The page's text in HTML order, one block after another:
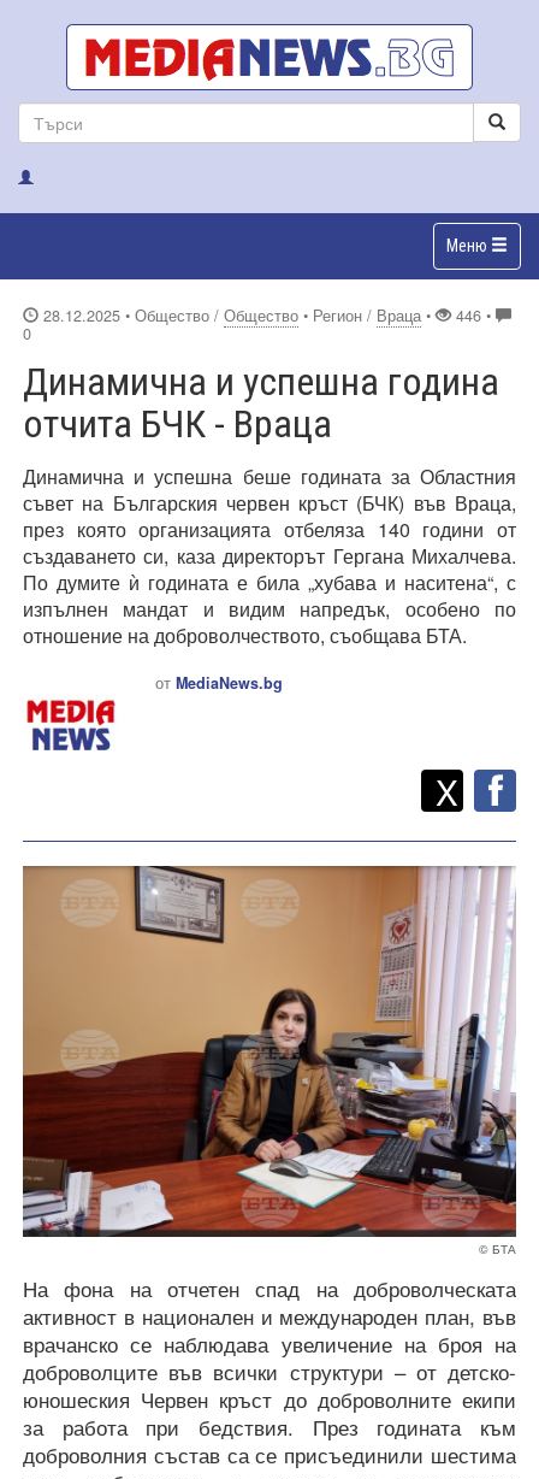
Меню
28.12.2025 • Общество / Общество • Регион / Враца •
446 •
0
Динамична и успешна година
отчита БЧК - Враца
Динамична и успешна беше годината за Областния
съвет на Българския червен кръст (БЧК) във Враца,
през която организацията отбеляза 140 години от
създаването си, каза директорът Гергана Михалчева.
По думите ѝ годината е била „хубава и наситена“, с
изпълнен мандат и видим напредък, особено по
отношение на доброволчеството, съобщава БТА.
от MediaNews.bg
Споделете
X
© БТА
На фона на отчетен спад на доброволческата
активност в национален и международен план, във
врачанско се наблюдава увеличение на броя на
доброволците във всички структури – от детско-
юношеския Червен кръст до доброволните екипи
за работа при бедствия. През годината към
доброволния състав са се присъединили шестима